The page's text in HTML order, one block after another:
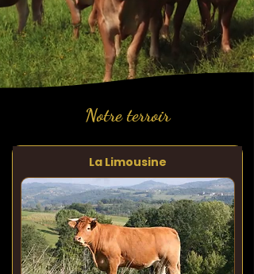
Notre terroir
La Limousine